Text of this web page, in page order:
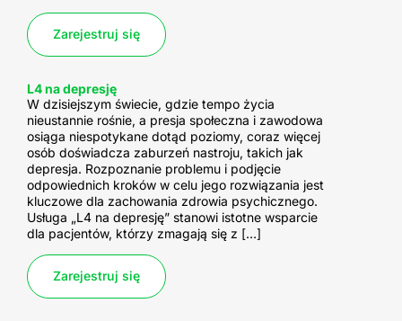
Zarejestruj się
L4 na depresję
W dzisiejszym świecie, gdzie tempo życia
nieustannie rośnie, a presja społeczna i zawodowa
osiąga niespotykane dotąd poziomy, coraz więcej
osób doświadcza zaburzeń nastroju, takich jak
depresja. Rozpoznanie problemu i podjęcie
odpowiednich kroków w celu jego rozwiązania jest
kluczowe dla zachowania zdrowia psychicznego.
Usługa „L4 na depresję” stanowi istotne wsparcie
dla pacjentów, którzy zmagają się z […]
Zarejestruj się